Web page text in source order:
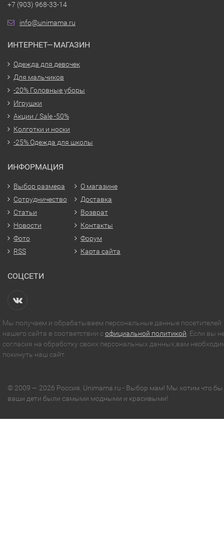
+7 (903) 968-33-14
info@unimama.ru
ИНТЕРНЕТ—МАГАЗИН
Одежда для девочек
Для мальчиков
-20% Головные уборы
Игрушки
Акции / Sale -50%
Колготки и носки
-25% Одежда для школы
ИНФОРМАЦИЯ
Выбор размера
Сотрудничество
Статьи
Новости
Фото
RSS
О магазине
Доставка
Возврат
Контакты
Форум
Карта сайта
СОЦСЕТИ
Мы получаем и обрабатываем персональные данные посетителей
нашего сайта в соответствии софициальной политикой . Если вы
согласия на обработку своих персональных данных,вам
покинуть наш сайт.
© 2009 — 2026 Россия. Unimama.ru - Выбор мам! Мы хотим что бы
ваши дети были самыми модными и красивыми!